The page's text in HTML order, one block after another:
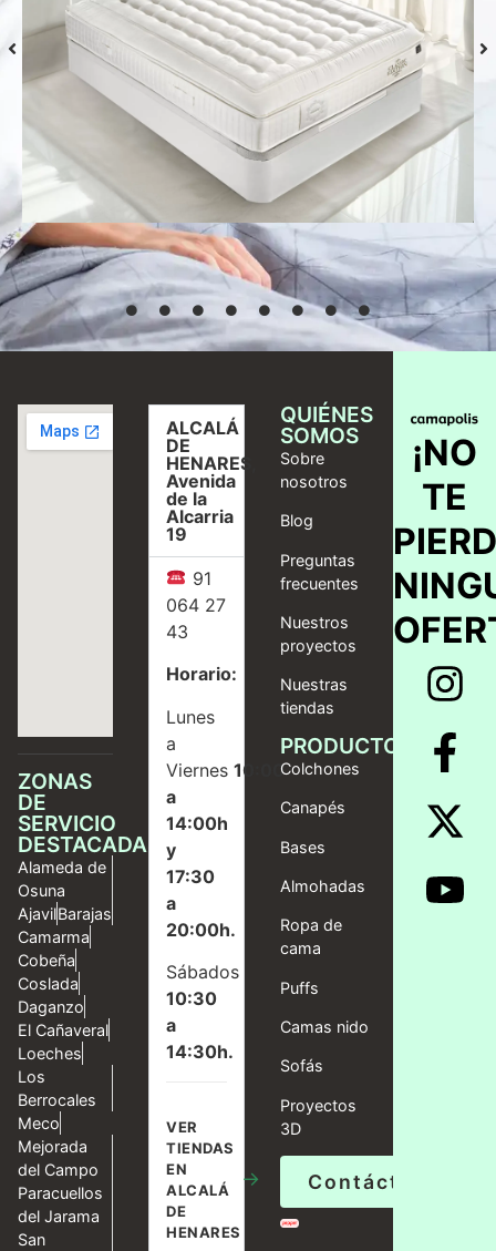
Colchón S-Grafeno Hannes
Desde 769,00 €
Seleccionar
opciones
ZONAS
DE
SERVICIO
DESTACADAS
Alameda de
Osuna
AjavilBarajas
Camarma
Cobeña
Coslada
Daganzo
El Cañaveral
Loeches
Los
Berrocales
Meco
Mejorada
del Campo
Paracuellos
del Jarama
San
ALCALÁ
DE
HENARES,
Avenida
de la
Alcarria
19
91
064 27
43
Horario:
Lunes
a
Viernes10:00
a
14:00h
y
17:30
a
20:00h.
Sábados
10:30
a
14:30h.
VER
TIENDAS
EN
ALCALÁ
DE
HENARES
→
QUIÉNES
SOMOS
Sobre
nosotros
Blog
Preguntas
frecuentes
Nuestros
proyectos
Nuestras
tiendas
PRODUCTOS
Colchones
Canapés
Bases
Almohadas
Ropa de
cama
Puffs
Camas nido
Sofás
Proyectos
3D
Contáctanos
¡NO
TE